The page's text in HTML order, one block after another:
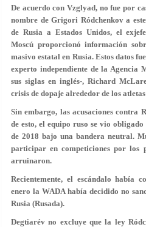
De acuerdo con Vzglyad, no fue por
nombre de Grigori Ródchenkov a
de Rusia a Estados Unidos, el
Moscú proporcionó información
masivo estatal en Rusia. Estos datos
experto independiente de la
sus siglas en inglés-, Richard
crisis de dopaje alrededor de los
Sin embargo, las acusaciones contra
de esto, el equipo ruso se vio
de 2018 bajo una bandera neutral.
participar en competiciones por los
arruinaron.
Recientemente, el escándalo había
enero la WADA había decidido no
Rusia (Rusada).
Degtiarév no excluye que la ley